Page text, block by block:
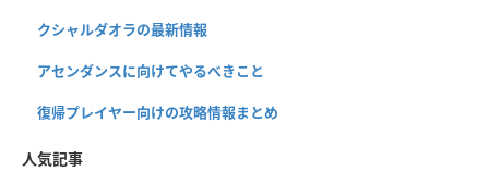
クシャルダオラの最新情報
アセンダンスに向けてやるべきこと
復帰プレイヤー向けの攻略情報まとめ
人気記事